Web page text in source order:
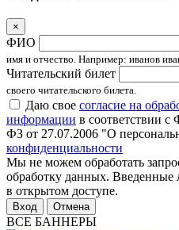
×
ФИО
имя и отчество. Например: иванов
Читательский билет
своего читательского билета.
Даю свое согласие на
информации в соответствии
ФЗ от 27.07.2006 "О
конфиденциальности
Мы не можем обработать
обработку данных.
в открытом доступе.
Отмена
ВСЕ БАННЕРЫ